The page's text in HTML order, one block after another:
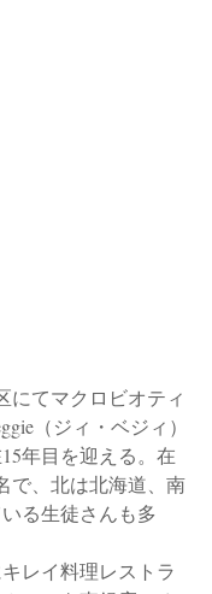
にてマクロビオティ
（ジィ・ベジィ）
年目を迎える。在
で、北は北海道、南
る生徒さんも多
レイ料理レストラ